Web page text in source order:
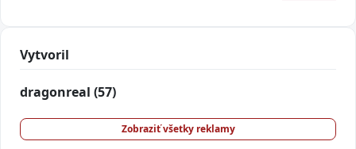
Vytvoril
dragonreal (57)
Zobraziť všetky reklamy